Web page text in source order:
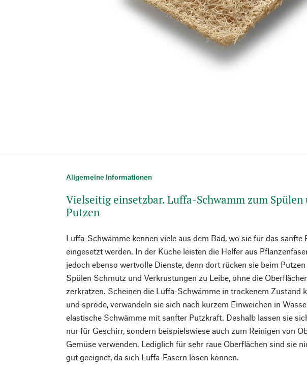
Allgemeine Informationen
Vielseitig einsetzbar. Luffa-Schwamm zum Spülen
Putzen
Luffa-Schwämme kennen viele aus dem Bad, wo sie für das sanfte
eingesetzt werden. In der Küche leisten die Helfer aus
jedoch ebenso wertvolle Dienste, denn dort rücken sie beim Putzen
Spülen Schmutz und Verkrustungen zu Leibe, ohne die
zerkratzen. Scheinen die Luffa-Schwämme in trockenem Zustand
und spröde, verwandeln sie sich nach kurzem Einweichen in
elastische Schwämme mit sanfter Putzkraft. Deshalb lassen sie
nur für Geschirr, sondern beispielswiese auch zum Reinigen von
Gemüse verwenden. Lediglich für sehr raue Oberflächen sind sie
gut geeignet, da sich Luffa-Fasern lösen können.